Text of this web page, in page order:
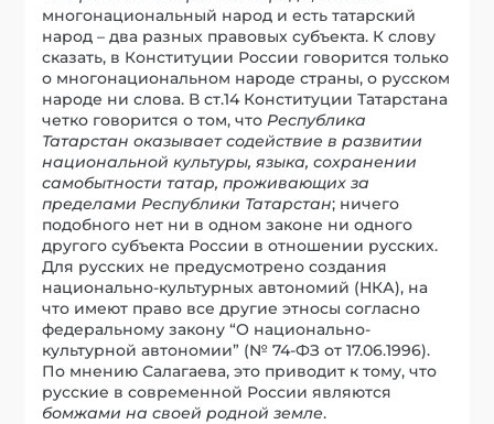
многонациональный народ и есть татарский
народ – два разных правовых субъекта. К слову
сказать, в Конституции России говорится только
о многонациональном народе страны, о русском
народе ни слова. В ст.14 Конституции Татарстана
четко говорится о том, чтоРеспублика
Татарстан оказывает содействие в развитии
национальной культуры, языка, сохранении
самобытности татар, проживающих за
пределами Республики Татарстан; ничего
подобного нет ни в одном законе ни одного
другого субъекта России в отношении русских.
Для русских не предусмотрено создания
национально-культурных автономий (НКА), на
что имеют право все другие этносы согласно
федеральному закону “О национально-
культурной автономии” (№ 74-ФЗ от 17.06.1996).
По мнению Салагаева, это приводит к тому, что
русские в современной России являются
бомжами на своей родной земле.